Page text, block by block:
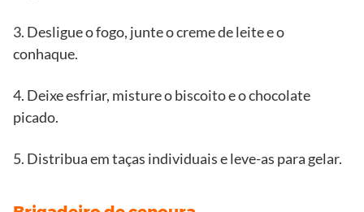
3. Desligue o fogo, junte o creme de leite e o
conhaque.
4. Deixe esfriar, misture o biscoito e o chocolate
picado.
5. Distribua em taças individuais e leve-as para gelar.